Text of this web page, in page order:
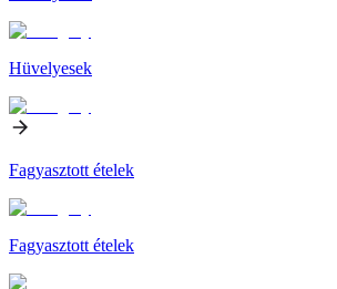
Hüvelyesek
Fagyasztott ételek
Fagyasztott ételek